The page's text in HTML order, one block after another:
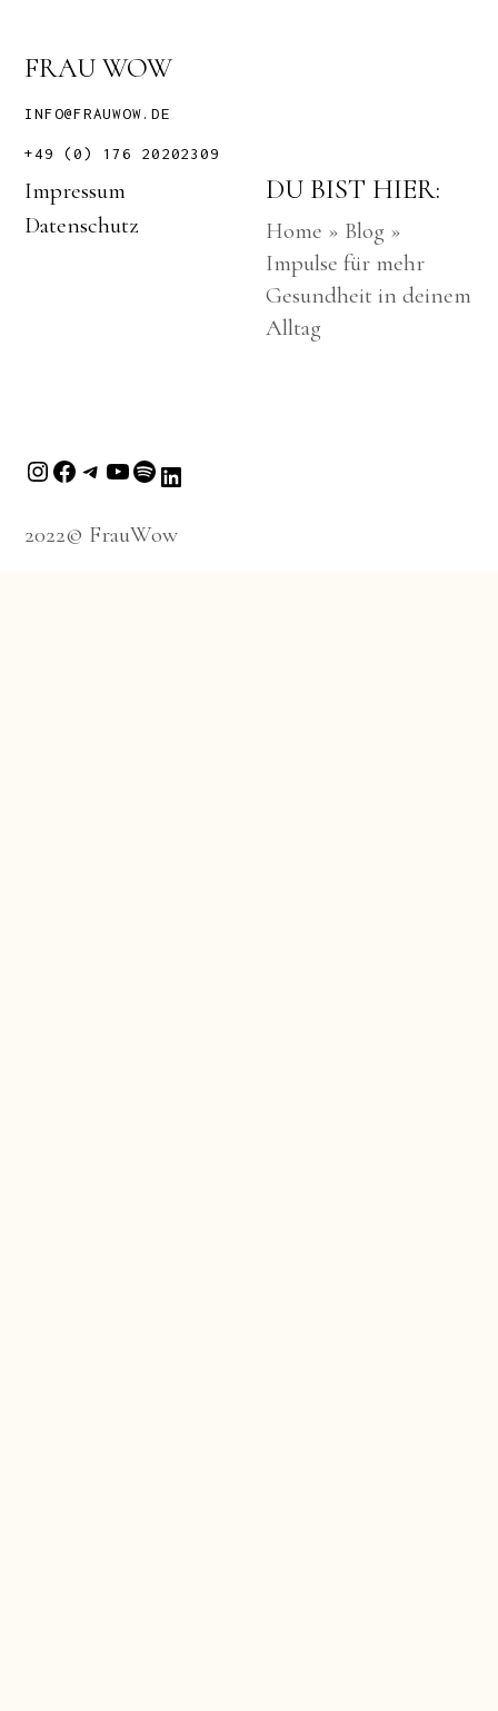
FRAU WOW
INFO@FRAUWOW.DE
+49 (0) 176 20202309
Impressum
Datenschutz
DU BIST HIER:
Home » Blog »
Impulse für mehr
Gesundheit in deinem
Alltag
2022© FrauWow